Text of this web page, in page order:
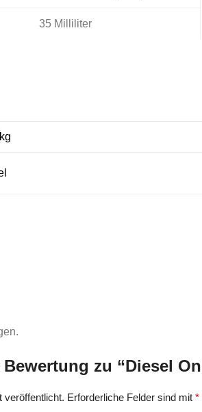
35 Milliliter
zu “Diesel
veröffentlicht. Erforderliche Felder sind mit *